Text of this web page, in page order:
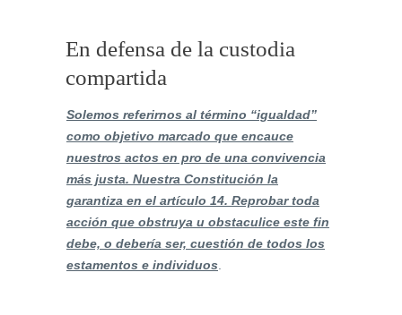
En defensa de la custodia
compartida
Solemos referirnos al término “igualdad”
como objetivo marcado que encauce
nuestros actos en pro de una convivencia
más justa. Nuestra Constitución la
garantiza en el artículo 14. Reprobar toda
acción que obstruya u obstaculice este fin
debe, o debería ser, cuestión de todos los
estamentos e individuos